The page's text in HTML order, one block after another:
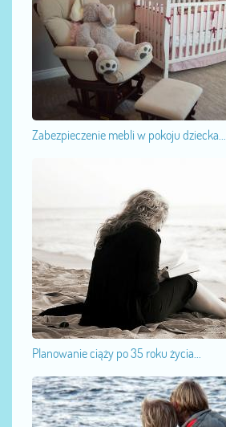
Zabezpieczenie mebli w pokoju dziecka...
Planowanie ciąży po 35 roku życia...